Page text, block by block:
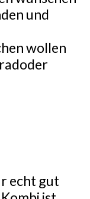
und
wollen
echt gut